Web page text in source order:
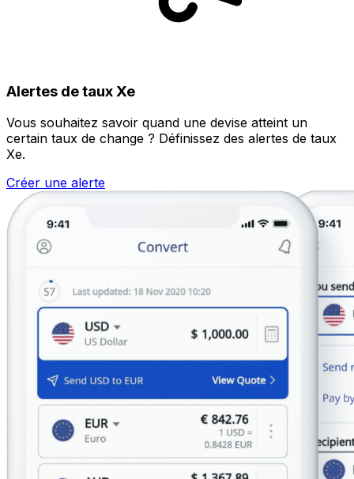
Alertes de taux Xe
Vous souhaitez savoir quand une devise atteint un
certain taux de change ? Définissez des alertes de taux
Xe.
Créer une alerte